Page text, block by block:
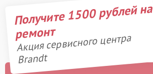
Получите 1500 рублей на
ремонт
Акция сервисного центра
Brandt